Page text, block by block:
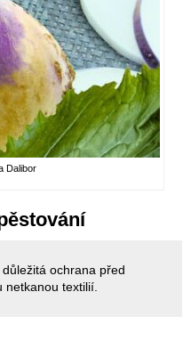
Dalibor
ochrana před
textilií.